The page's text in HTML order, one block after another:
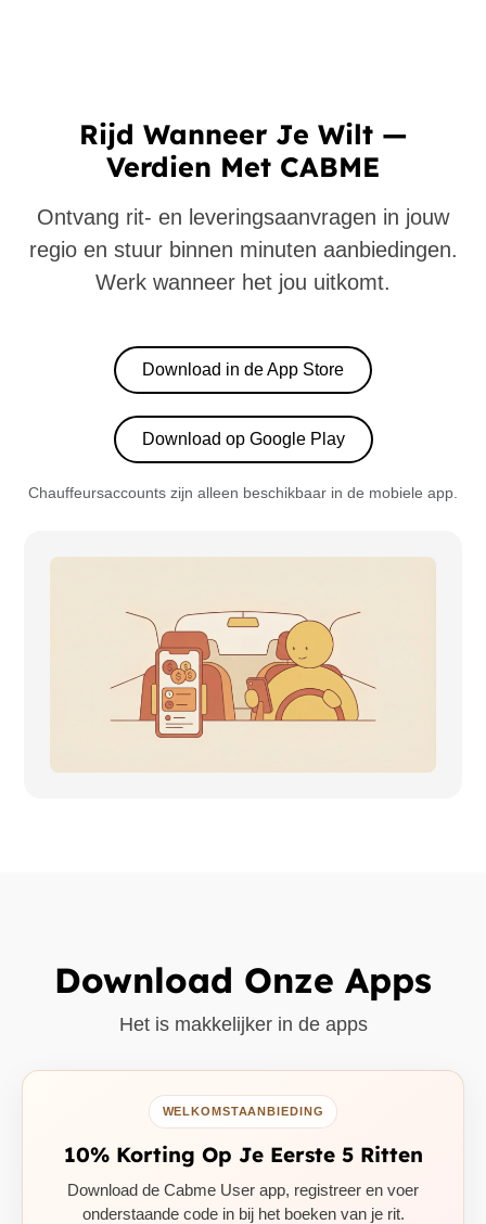
Rijd Wanneer Je Wilt —
Verdien Met CABME
Ontvang rit- en leveringsaanvragen in jouw
regio en stuur binnen minuten aanbiedingen.
Werk wanneer het jou uitkomt.
Download in de App Store
Download op Google Play
Chauffeursaccounts zijn alleen beschikbaar in de mobiele app.
Download Onze Apps
Het is makkelijker in de apps
WELKOMSTAANBIEDING
10% Korting Op Je Eerste 5 Ritten
Download de Cabme User app, registreer en voer
onderstaande code in bij het boeken van je rit.